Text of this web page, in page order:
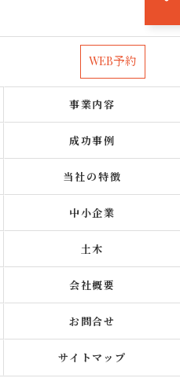
WEB予約
事業内容
成功事例
当社の特徴
中小企業
土木
会社概要
お問合せ
サイトマップ